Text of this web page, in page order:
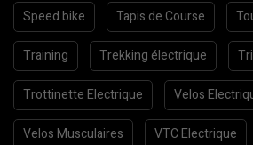
Speed bike Tapis de Course
Training Trekking électrique
Trottinette Electrique Velos
Velos Musculaires VTC Electrique